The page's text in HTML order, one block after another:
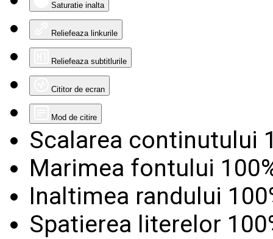
Saturatie inalta
Reliefeaza linkurile
Reliefeaza subtitlurile
Cititor de ecran
Mod de citire
Scalarea continutului
Marimea fontului 100
Inaltimea randului 100
Spatierea literelor 100